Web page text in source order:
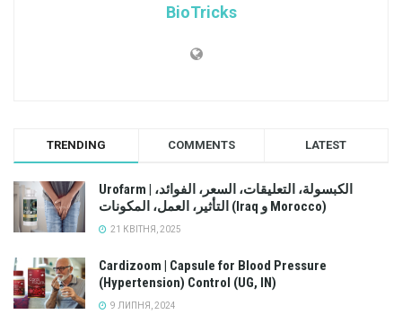
BioTricks
TRENDING COMMENTS LATEST
Urofarm | الكبسولة، التعليقات، السعر، الفوائد،
التأثير، العمل، المكونات (Iraq و Morocco)
21 КВІТНЯ, 2025
Cardizoom | Capsule for Blood Pressure
(Hypertension) Control (UG, IN)
9 ЛИПНЯ, 2024